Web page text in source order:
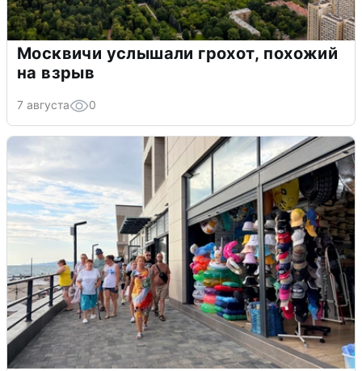
Москвичи услышали грохот, похожий
на взрыв
7 августа 0